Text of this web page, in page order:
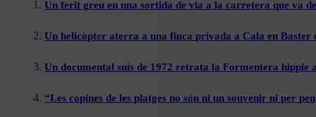
Un ferit greu en una sortida de via a la carretera que va
Un helicòpter aterra a una finca privada a Cala en
Un documental suís de 1972 retrata la Formentera
“Les copines de les platges no són ni un souvenir ni per